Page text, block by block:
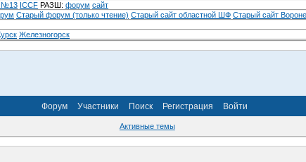
ICCF РАЗШ: форум сайт
Cтарый форум (только чтение) Старый сайт областной ШФ Старый сайт
Железногорск
Форум Участники Поиск Регистрация Войти
Активные темы